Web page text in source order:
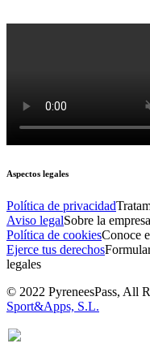
Aspectos legales
Política de privacidad
Aviso legalSobre la
Política de cookiesConoce
Ejerce tus derechos
legales
© 2022 PyreneesPass, All
Sport&Apps, S.L.